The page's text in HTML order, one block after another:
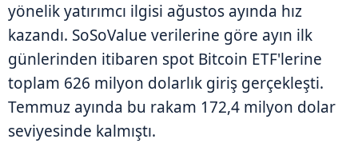
yönelik yatırımcı ilgisi ağustos ayında hız
kazandı. SoSoValue verilerine göre ayın ilk
günlerinden itibaren spot Bitcoin ETF'lerine
toplam 626 milyon dolarlık giriş gerçekleşti.
Temmuz ayında bu rakam 172,4 milyon dolar
seviyesinde kalmıştı.